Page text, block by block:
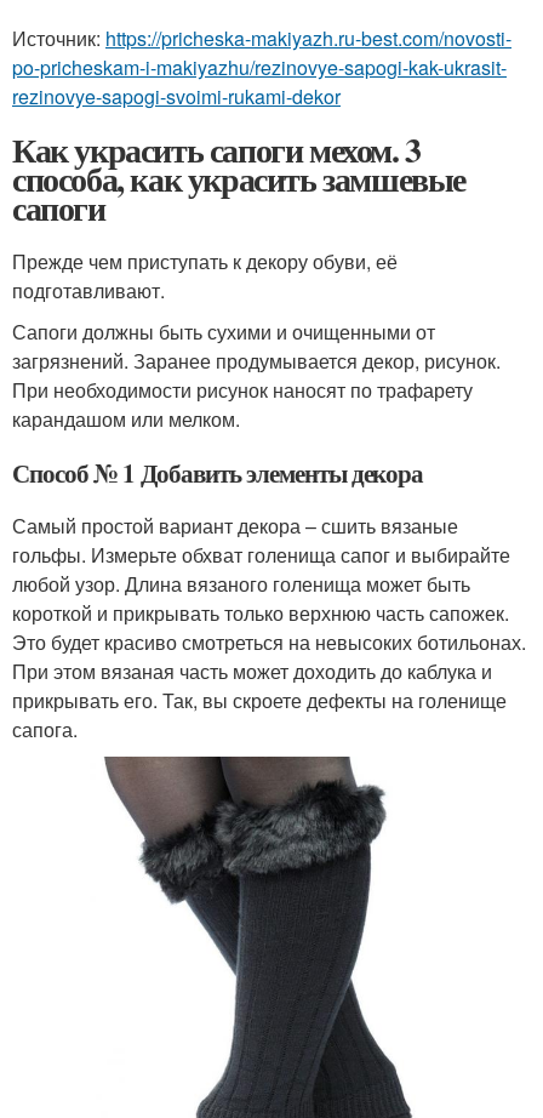
Источник: https://pricheska-makiyazh.ru-best.com/novosti-
po-pricheskam-i-makiyazhu/rezinovye-sapogi-kak-ukrasit-
rezinovye-sapogi-svoimi-rukami-dekor
Как украсить сапоги мехом. 3
способа, как украсить замшевые
сапоги
Прежде чем приступать к декору обуви, её
подготавливают.
Сапоги должны быть сухими и очищенными от
загрязнений. Заранее продумывается декор, рисунок.
При необходимости рисунок наносят по трафарету
карандашом или мелком.
Способ № 1 Добавить элементы декора
Самый простой вариант декора – сшить вязаные
гольфы. Измерьте обхват голенища сапог и выбирайте
любой узор. Длина вязаного голенища может быть
короткой и прикрывать только верхнюю часть сапожек.
Это будет красиво смотреться на невысоких ботильонах.
При этом вязаная часть может доходить до каблука и
прикрывать его. Так, вы скроете дефекты на голенище
сапога.